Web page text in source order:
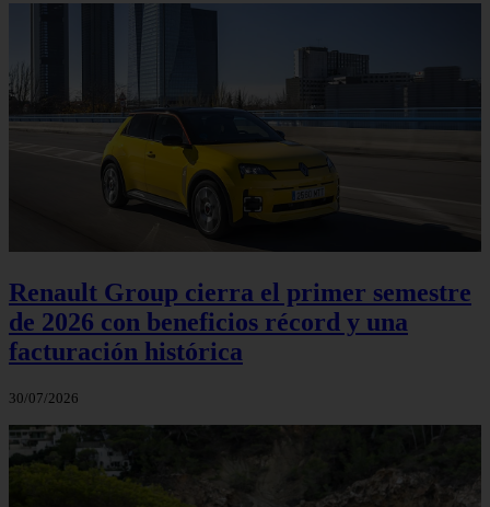
Renault Group cierra el primer semestre
de 2026 con beneficios récord y una
facturación histórica
30/07/2026